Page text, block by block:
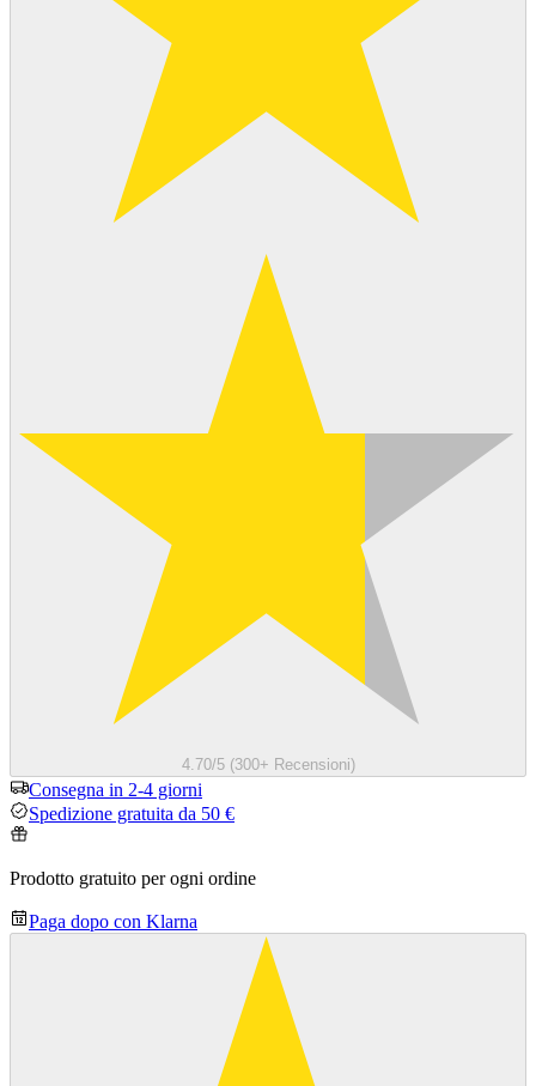
4.70/5 (300+ Recensioni)
Consegna in 2-4 giorni
Spedizione gratuita da 50 €
Prodotto gratuito per ogni ordine
Paga dopo con Klarna